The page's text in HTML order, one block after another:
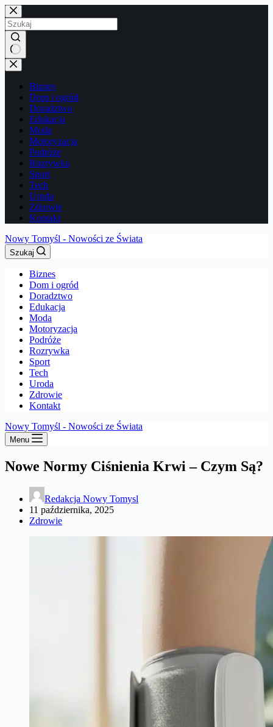
Przejdź
do
treści
Brak
wyników
Biznes
Dom i ogród
Doradztwo
Edukacja
Moda
Motoryzacja
Podróże
Rozrywka
Sport
Tech
Uroda
Zdrowie
Kontakt
Nowy Tomyśl - Nowości ze Świata
Szukaj
Biznes
Dom i ogród
Doradztwo
Edukacja
Moda
Motoryzacja
Podróże
Rozrywka
Sport
Tech
Uroda
Zdrowie
Kontakt
Nowy Tomyśl - Nowości ze Świata
Menu
Nowe Normy Ciśnienia Krwi – Czym Są?
Redakcja Nowy Tomysl
11 października, 2025
Zdrowie